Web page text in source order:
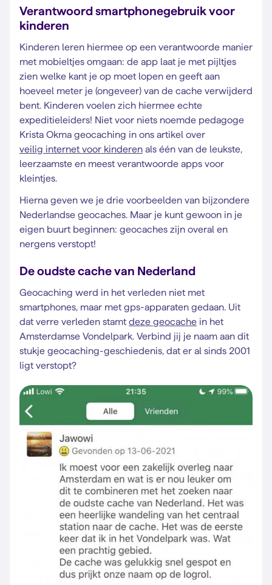
Verantwoord smartphonegebruik voor
kinderen
Kinderen leren hiermee op een verantwoorde manier
met mobieltjes omgaan: de app laat je met pijltjes
zien welke kant je op moet lopen en geeft aan
hoeveel meter je (ongeveer) van de cache verwijderd
bent. Kinderen voelen zich hiermee echte
expeditieleiders! Niet voor niets noemde pedagoge
Krista Okma geocaching in ons artikel over
veilig internet voor kinderen als één van de leukste,
leerzaamste en meest verantwoorde apps voor
kleintjes.
Hierna geven we je drie voorbeelden van bijzondere
Nederlandse geocaches. Maar je kunt gewoon in je
eigen buurt beginnen: geocaches zijn overal en
nergens verstopt!
De oudste cache van Nederland
Geocaching werd in het verleden niet met
smartphones, maar met gps-apparaten gedaan. Uit
dat verre verleden stamt deze geocache in het
Amsterdamse Vondelpark. Verbind jij je naam aan dit
stukje geocaching-geschiedenis, dat er al sinds 2001
ligt verstopt?